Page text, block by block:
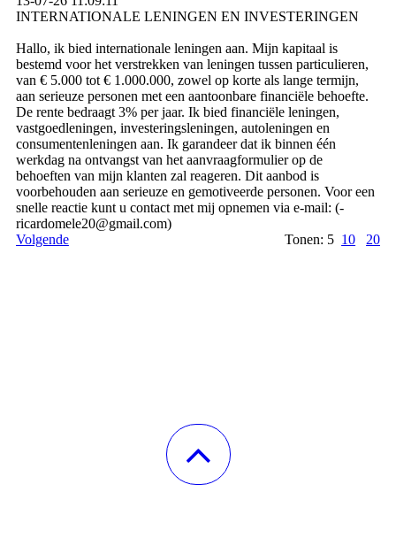
INTERNATIONALE LENINGEN EN INVESTERINGEN
Hallo, ik bied internationale leningen aan. Mijn kapitaal is
bestemd voor het verstrekken van leningen tussen particulieren,
van € 5.000 tot € 1.000.000, zowel op korte als lange termijn,
aan serieuze personen met een aantoonbare financiële behoefte.
De rente bedraagt ​​3% per jaar. Ik bied financiële leningen,
vastgoedleningen, investeringsleningen, autoleningen en
consumentenleningen aan. Ik garandeer dat ik binnen één
werkdag na ontvangst van het aanvraagformulier op de
behoeften van mijn klanten zal reageren. Dit aanbod is
voorbehouden aan serieuze en gemotiveerde personen. Voor een
snelle reactie kunt u contact met mij opnemen via e-mail: (­
ricardomele20@­gmail.­com)­
Volgende
Tonen: 5 10 20